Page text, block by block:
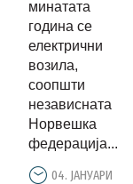
минатата
година се
електрични
возила,
соопшти
независната
Норвешка
федерација...
04. ЈАНУАРИ